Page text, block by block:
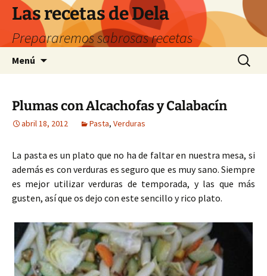
Saltar
contenido
Las recetas de Dela
Prepararemos sabrosas recetas
Menú Buscar:
Plumas con Alcachofas y Calabacín
abril 18, 2012 Pasta, Verduras
La pasta es un plato que no ha de faltar en nuestra mesa, si
además es con verduras es seguro que es muy sano. Siempre
es mejor utilizar verduras de temporada, y las que más
gusten, así que os dejo con este sencillo y rico plato.